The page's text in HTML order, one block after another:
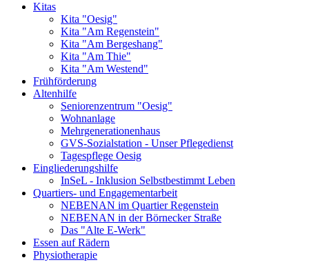
Kitas
Kita "Oesig"
Kita "Am Regenstein"
Kita "Am Bergeshang"
Kita "Am Thie"
Kita "Am Westend"
Frühförderung
Altenhilfe
Seniorenzentrum "Oesig"
Wohnanlage
Mehrgenerationenhaus
GVS-Sozialstation - Unser Pflegedienst
Tagespflege Oesig
Eingliederungshilfe
InSeL - Inklusion Selbstbestimmt Leben
Quartiers- und Engagementarbeit
NEBENAN im Quartier Regenstein
NEBENAN in der Börnecker Straße
Das "Alte E-Werk"
Essen auf Rädern
Physiotherapie